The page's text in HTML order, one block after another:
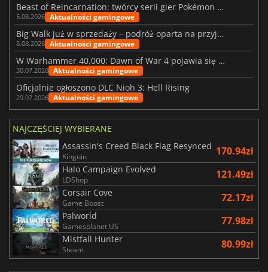
Beast of Reincarnation: twórcy serii gier Pokémon wkraczają na nową ścieżkę
5.08.2026 Aktualności gamingowe
Big Walk już w sprzedaży – podróż oparta na przyjaźni
5.08.2026 Aktualności gamingowe
W Warhammer 40,000: Dawn of War 4 pojawia się frakcja Nekronów
30.07.2026 Aktualności gamingowe
Oficjalnie ogłoszono DLC Nioh 3: Hell Rising
29.07.2026 Aktualności gamingowe
NAJCZĘŚCIEJ WYBIERANE
Assassin's Creed Black Flag Resynced
Kinguin 170.94zł
Halo Campaign Evolved
LDShop 121.49zł
Corsair Cove
Game Boost 72.17zł
Palworld
Gamesplanet US 77.98zł
Mistfall Hunter
Steam 80.99zł